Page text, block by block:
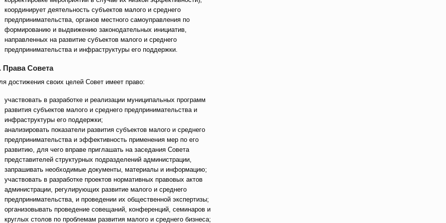
координирует деятельность субъектов малого и среднего
предпринимательства, органов местного самоуправления по
формированию и выдвижению законодательных инициатив,
направленных на развитие субъектов малого и среднего
предпринимательства и инфраструктуры его поддержки.
Права Совета
достижения своих целей Совет имеет право:
участвовать в разработке и реализации муниципальных программ
развития субъектов малого и среднего предпринимательства и
инфраструктуры его поддержки;
анализировать показатели развития субъектов малого и среднего
предпринимательства и эффективность применения мер по его
развитию, для чего вправе приглашать на заседания Совета
представителей структурных подразделений администрации,
запрашивать необходимые документы, материалы и информацию;
участвовать в разработке проектов нормативных правовых актов
администрации, регулирующих развитие малого и среднего
предпринимательства, и проведении их общественной экспертизы;
организовывать проведение совещаний, конференций, семинаров и
круглых столов по проблемам развития малого и среднего бизнеса;